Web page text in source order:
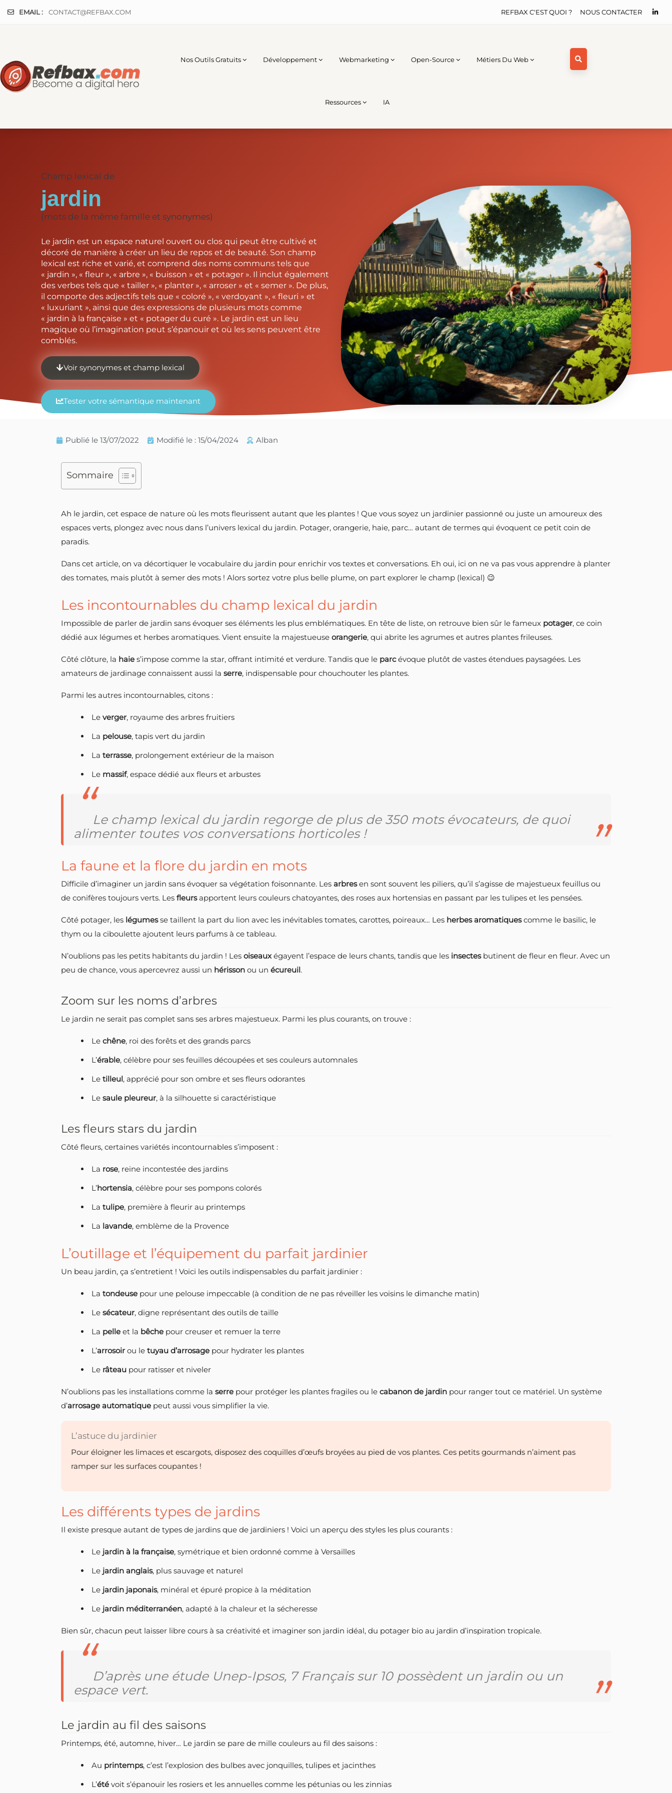
EMAIL : CONTACT@REFBAX.COM NOUS CONTACTER
REFBAX C'EST QUOI ?
Nos Outils Gratuits Développement Webmarketing Open-Source Métiers Du Web
Ressources IA
Champ lexical de
jardin
(mots de la même famille et synonymes)
Le jardin est un espace naturel ouvert ou clos qui peut être cultivé et
décoré de manière à créer un lieu de repos et de beauté. Son champ
lexical est riche et varié, et comprend des noms communs tels que
« jardin », « fleur », « arbre », « buisson » et « potager ». Il inclut également
des verbes tels que « tailler », « planter », « arroser » et « semer ». De plus,
il comporte des adjectifs tels que « coloré », « verdoyant », « fleuri » et
« luxuriant », ainsi que des expressions de plusieurs mots comme
« jardin à la française » et « potager du curé ». Le jardin est un lieu
magique où l’imagination peut s’épanouir et où les sens peuvent être
comblés.
Voir synonymes et champ lexical
Tester votre sémantique maintenant
Publié le 13/07/2022 Modifié le : 15/04/2024 Alban
Sommaire
Ah le jardin, cet espace de nature où les mots fleurissent autant que les plantes ! Que vous soyez un jardinier passionné ou juste un amoureux des
espaces verts, plongez avec nous dans l’univers lexical du jardin. Potager, orangerie, haie, parc… autant de termes qui évoquent ce petit coin de
paradis.
Dans cet article, on va décortiquer le vocabulaire du jardin pour enrichir vos textes et conversations. Eh oui, ici on ne va pas vous apprendre à planter
des tomates, mais plutôt à semer des mots ! Alors sortez votre plus belle plume, on part explorer le champ (lexical) 😉
Les incontournables du champ lexical du jardin
Impossible de parler de jardin sans évoquer ses éléments les plus emblématiques. En tête de liste, on retrouve bien sûr le fameux potager, ce coin
dédié aux légumes et herbes aromatiques. Vient ensuite la majestueuse orangerie, qui abrite les agrumes et autres plantes frileuses.
Côté clôture, la haie s’impose comme la star, offrant intimité et verdure. Tandis que le parcévoque plutôt de vastes étendues paysagées. Les
amateurs de jardinage connaissent aussi la serre, indispensable pour chouchouter les plantes.
Parmi les autres incontournables, citons :
Le verger, royaume des arbres fruitiers
La pelouse, tapis vert du jardin
La terrasse, prolongement extérieur de la maison
Le massif, espace dédié aux fleurs et arbustes
Le champ lexical du jardin regorge de plus de 350 mots évocateurs, de quoi
alimenter toutes vos conversations horticoles !
La faune et la flore du jardin en mots
Difficile d’imaginer un jardin sans évoquer sa végétation foisonnante. Les arbresen sont souvent les piliers, qu’il s’agisse de majestueux feuillus ou
de conifères toujours verts. Les fleursapportent leurs couleurs chatoyantes, des roses aux hortensias en passant par les tulipes et les pensées.
Côté potager, les légumesse taillent la part du lion avec les inévitables tomates, carottes, poireaux… Les herbes aromatiquescomme le basilic, le
thym ou la ciboulette ajoutent leurs parfums à ce tableau.
N’oublions pas les petits habitants du jardin ! Les oiseauxégayent l’espace de leurs chants, tandis que les insectesbutinent de fleur en fleur. Avec un
peu de chance, vous apercevrez aussi un hérisson ou un écureuil.
Zoom sur les noms d’arbres
Le jardin ne serait pas complet sans ses arbres majestueux. Parmi les plus courants, on trouve :
Le chêne, roi des forêts et des grands parcs
L’érable, célèbre pour ses feuilles découpées et ses couleurs automnales
Le tilleul, apprécié pour son ombre et ses fleurs odorantes
Le saule pleureur, à la silhouette si caractéristique
Les fleurs stars du jardin
Côté fleurs, certaines variétés incontournables s’imposent :
La rose, reine incontestée des jardins
L’hortensia, célèbre pour ses pompons colorés
La tulipe, première à fleurir au printemps
La lavande, emblème de la Provence
L’outillage et l’équipement du parfait jardinier
Un beau jardin, ça s’entretient ! Voici les outils indispensables du parfait jardinier :
La tondeuse pour une pelouse impeccable (à condition de ne pas réveiller les voisins le dimanche matin)
Le sécateur, digne représentant des outils de taille
La pelle et la bêche pour creuser et remuer la terre
L’arrosoir ou le tuyau d’arrosage pour hydrater les plantes
Le râteau pour ratisser et niveler
N’oublions pas les installations comme la serre pour protéger les plantes fragiles ou le cabanon de jardin pour ranger tout ce matériel. Un système
d’arrosage automatique peut aussi vous simplifier la vie.
L’astuce du jardinier
Pour éloigner les limaces et escargots, disposez des coquilles d’œufs broyées au pied de vos plantes. Ces petits gourmands n’aiment pas
ramper sur les surfaces coupantes !
Les différents types de jardins
Il existe presque autant de types de jardins que de jardiniers ! Voici un aperçu des styles les plus courants :
Le jardin à la française, symétrique et bien ordonné comme à Versailles
Le jardin anglais, plus sauvage et naturel
Le jardin japonais, minéral et épuré propice à la méditation
Le jardin méditerranéen, adapté à la chaleur et la sécheresse
Bien sûr, chacun peut laisser libre cours à sa créativité et imaginer son jardin idéal, du potager bio au jardin d’inspiration tropicale.
D’après une étude Unep-Ipsos, 7 Français sur 10 possèdent un jardin ou un
espace vert.
Le jardin au fil des saisons
Printemps, été, automne, hiver… Le jardin se pare de mille couleurs au fil des saisons :
Au printemps, c’est l’explosion des bulbes avec jonquilles, tulipes et jacinthes
L’été voit s’épanouir les rosiers et les annuelles comme les pétunias ou les zinnias